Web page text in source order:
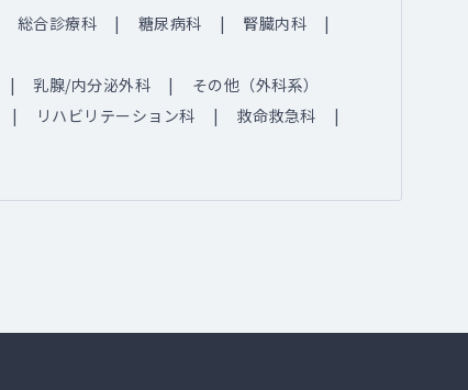
総合診療科 糖尿病科
腎臓内科
乳腺/内分泌外科
その他（外科系）
リハビリテーション科
救命救急科